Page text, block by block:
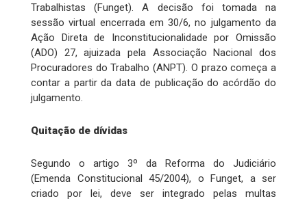
Trabalhistas (Funget). A decisão foi tomada na
sessão virtual encerrada em 30/6, no julgamento da
Ação Direta de Inconstitucionalidade por Omissão
(ADO) 27, ajuizada pela Associação Nacional dos
Procuradores do Trabalho (ANPT). O prazo começa a
contar a partir da data de publicação do acórdão do
julgamento.
Quitação de dívidas
Segundo o artigo 3º da Reforma do Judiciário
(Emenda Constitucional 45/2004), o Funget, a ser
criado por lei, deve ser integrado pelas multas